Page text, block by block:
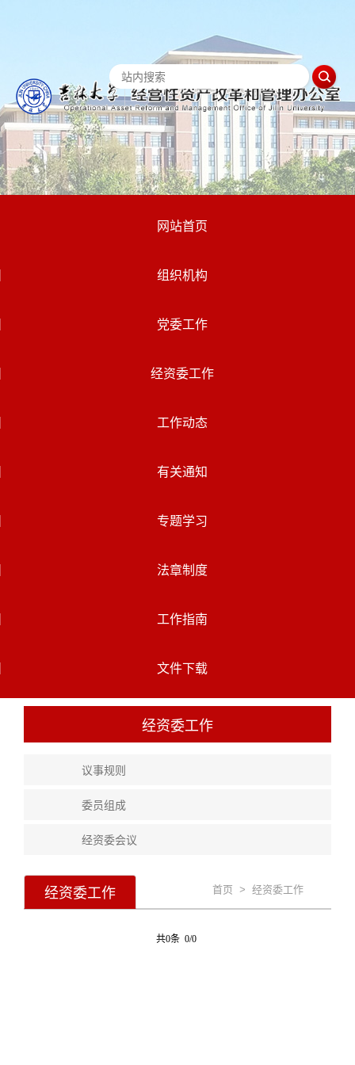
网站首页
组织机构
党委工作
经资委工作
工作动态
有关通知
专题学习
法章制度
工作指南
文件下载
经资委工作
议事规则
委员组成
经资委会议
首页 > 经资委工作
经资委工作
共0条 0/0